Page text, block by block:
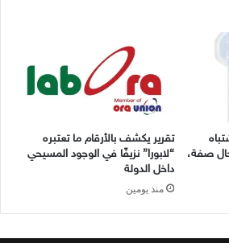
صفة،
تقرير يكشف بالأرقام ما تعتبره
“لابورا” نزيفًا في الوجود المسيحي
داخل الدولة
منذ يومين